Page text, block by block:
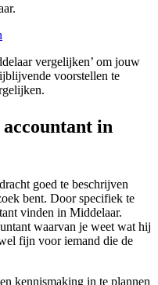
vergelijken’ om jouw
voorstellen te
accountant in
goed te beschrijven
bent. Door specifiek te
vinden in Middelaar.
waarvan je weet wat hij
fijn voor iemand die de
kennismaking in te plannen